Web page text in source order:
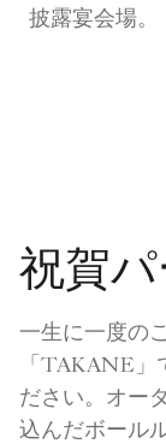
披露宴会場。
祝賀パ
一生に一度の
「TAKANE」
ださい。オー
込んだボール